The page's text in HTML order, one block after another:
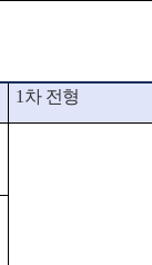
1차 전형